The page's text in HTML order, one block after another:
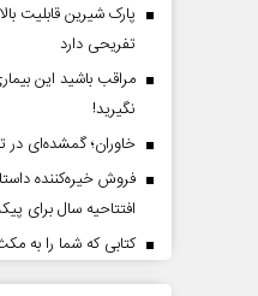
پارک شیرین قابلیت‌
تفریحی دارد
مراقب باشید این
نگیرید!
خاوران؛ گمشده‌ای در
افتتاحیه سال برای
کتابی که شما را به